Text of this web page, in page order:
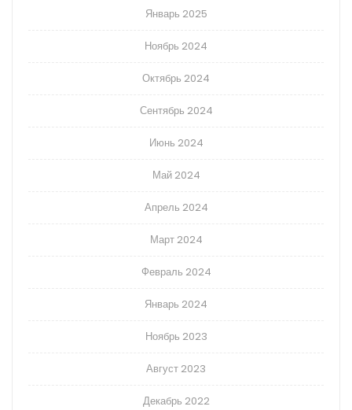
Январь 2025
Ноябрь 2024
Октябрь 2024
Сентябрь 2024
Июнь 2024
Май 2024
Апрель 2024
Март 2024
Февраль 2024
Январь 2024
Ноябрь 2023
Август 2023
Декабрь 2022